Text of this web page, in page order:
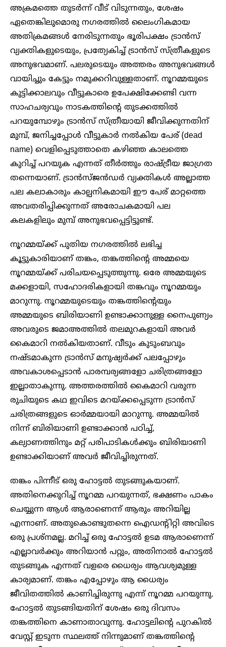
അക്രമത്തെ തുടർന്ന് വീട് വിടുന്നതും, ശേഷം
ഏതെങ്കിലുമൊരു നഗരത്തിൽ ലൈംഗികമായ
അതിക്രമങ്ങൾ നേരിടുന്നതും ഭൂരിപക്ഷം ട്രാൻസ്
വ്യക്തികളുടെയും, പ്രത്യേകിച്ച് ട്രാൻസ് സ്ത്രീകളുടെ
അനുഭവമാണ്. പലരുടെയും അത്തരം അനുഭവങ്ങൾ
വായിച്ചും കേട്ടും നമുക്കറിവുള്ളതാണ്. നൂറമ്മയുടെ
കുട്ടിക്കാലവും വീട്ടുകാരെ ഉപേക്ഷിക്കേണ്ടി വന്ന
സാഹചര്യവും നാടകത്തിന്റെ തുടക്കത്തിൽ
പറയുമ്പോഴും ട്രാൻസ് സ്ത്രീയായി ജീവിക്കുന്നതിന്
മുമ്പ്, ജനിച്ചപ്പോൾ വീട്ടുകാർ നൽകിയ പേര് (dead
name) വെളിപ്പെടുത്താതെ കഴിഞ്ഞ കാലത്തെ
കുറിച്ച് പറയുക എന്നത് തീർത്തും രാഷ്ട്രീയ ജാഗ്രത
തന്നെയാണ്. ട്രാൻസ്‍ജൻഡർ വ്യക്തികൾ അല്ലാത്ത
പല കലാകാരും കാല്പനികമായി ഈ പേര് മാറ്റത്തെ
അവതരിപ്പിക്കുന്നത് അരോചകമായി പല
കലകളിലും മുമ്പ് അനുഭവപ്പെട്ടിട്ടുണ്ട്.
നൂറമ്മയ്ക്ക് പുതിയ നഗരത്തിൽ ലഭിച്ച
കൂട്ടുകാരിയാണ് തങ്കം, തങ്കത്തിന്റെ അമ്മയെ
നൂറമ്മയ്ക്ക് പരിചയപ്പെടുത്തുന്നു. ഒരേ അമ്മയുടെ
മക്കളായി, സഹോദരികളായി തങ്കവും നൂറമ്മയും
മാറുന്നു. നൂറമ്മയുടെയും തങ്കത്തിന്റെയും
അമ്മയുടെ ബിരിയാണി ഉണ്ടാക്കാനുള്ള നൈപുണ്യം
അവരുടെ ജമാഅത്തിൽ തലമുറകളായി അവർ
കൈമാറി നൽകിയതാണ്. വീടും കുടുംബവും
നഷ്ടമാകുന്ന ട്രാൻസ് മനുഷ്യർക്ക് പലപ്പോഴും
അവകാശപ്പെടാൻ പാരമ്പര്യങ്ങളോ ചരിത്രങ്ങളോ
ഇല്ലാതാകുന്നു. അത്തരത്തിൽ കൈമാറി വരുന്ന
രുചിയുടെ കഥ ഇവിടെ മറയ്ക്കപ്പെടുന്ന ട്രാൻസ്
ചരിത്രങ്ങളുടെ ഓർമ്മയായി മാറുന്നു. അമ്മയിൽ
നിന്ന് ബിരിയാണി ഉണ്ടാക്കാൻ പഠിച്ച്,
കല്യാണത്തിനും മറ്റ് പരിപാടികൾക്കും ബിരിയാണി
ഉണ്ടാക്കിയാണ് അവർ ജീവിച്ചിരുന്നത്.
തങ്കം പിന്നീട് ഒരു ഹോട്ടൽ തുടങ്ങുകയാണ്.
അതിനെക്കുറിച്ച് നൂറമ്മ പറയുന്നത്, ഭക്ഷണം പാകം
ചെയ്യുന്ന ആൾ ആരാണെന്ന് ആരും അറിയില്ല
എന്നാണ്. അതുകൊണ്ടുതന്നെ ഐഡന്റിറ്റി അവിടെ
ഒരു പ്രശ്നമല്ല. മറിച്ച് ഒരു ഹോട്ടൽ ഉടമ ആരാണെന്ന്
എല്ലാവർക്കും അറിയാൻ പറ്റും, അതിനാൽ ഹോട്ടൽ
തുടങ്ങുക എന്നത് വളരെ ധൈര്യം ആവശ്യമുള്ള
കാര്യമാണ്. തങ്കം എപ്പോഴും ആ ധൈര്യം
ജീവിതത്തിൽ കാണിച്ചിരുന്നു എന്ന് നൂറമ്മ പറയുന്നു.
ഹോട്ടൽ തുടങ്ങിയതിന് ശേഷം ഒരു ദിവസം
തങ്കത്തിനെ കാണാതാവുന്നു. ഹോട്ടലിന്റെ പുറകിൽ
വേസ്റ്റ് ഇടുന്ന സ്ഥലത്ത് നിന്നുമാണ് തങ്കത്തിന്റെ